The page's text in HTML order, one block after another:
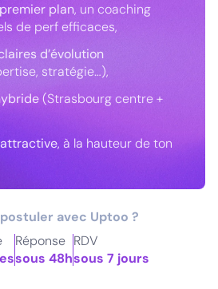
plan, un coaching
de perf efficaces,
d’évolution
stratégie…),
(Strasbourg centre +
, à la hauteur de ton
avec Uptoo ?
Réponse
sous 48h
RDV
sous 7 jours